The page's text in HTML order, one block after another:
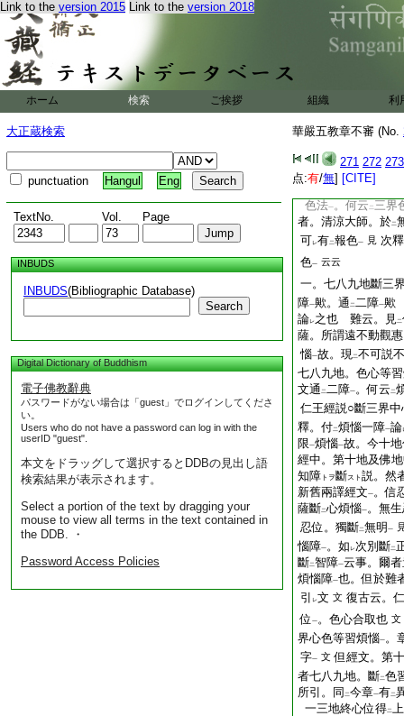
Link to the version 2015 Link to the version 2018
ホーム 検索 ご挨拶 組織 利
大正蔵検索
punctuation Hangul Eng
TextNo. Vol. Page
INBUDS
INBUDS(Bibliographic Database)
Search
Digital Dictionary of Buddhism
電子佛教辭典
パスワードがない場合は「guest」でログインしてくださ
い。
Users who do not have a password can log in with the
userID "guest".
本文をドラッグして選択するとDDBの見出し語
検索結果が表示されます。
Select a portion of the text by dragging your
mouse to view all terms in the text contained in
the DDB. ・
Password Access Policies
華嚴五教章不審 (No.
271 272 273
点:有/無] [CITE]
今於 二三地
也。更無 習氣斷義一
等者。是何煩惱耶
色法 惑云二色煩
二煩惱
微細
麁動ニ 外ニ轉スル惑
外麁細法故。以 レ義
十一日
一。前之三地斷三
色煩惱斷歟 答。
色法一。何云 二 三界
者。清涼大師。於二
可レ有二報色一 見 次
色一 云云
一。七八九地斷三
障一歟。通 二二障一歟
論レ之也 難云。見二
薩。所謂遠不動觀
惱一故。現二不可説
七八九地。色心等
文通 二二障一。何云 二
仁王經説○斷三界
釋。付二煩惱一障一論
限一煩惱一故。今十
經中。第十地及佛
知障 トヲ 斷スト 説。然
新舊兩譯經文一。信
薩斷二心煩惱一。無
忍位。獨斷二無明 一
惱障一。如 レ次別斷二
斷二智障一云事。爾
煩惱障一也。但於難
引
レ文 文 復古云。
位 一。色心合取也 文
界心色等習煩惱一。
字一 文 但經文。第
者七八九地。斷二色
所引。同 二今章一有二
一三地終心位得二